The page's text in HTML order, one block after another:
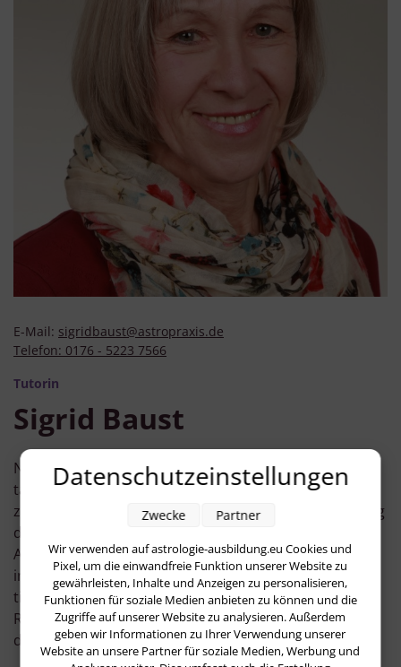
E-Mail: sigridbaust@astropraxis.de
Telefon: 0176 - 5223 7566
Tutorin
Sigrid Baust
Nachdem ich viele Jahre im kaufmnännishen Bereich
tätig war, entschied ich mich 2010 für eine Ausbildung
zur Musik - und Klangtherapeutin und legte gleichzeitig
die Prüfung zur Heilpraktikerin für Psychotherapie ab.
Außerdem absolvierte ich eine dreijährige Ausbildung
in schamanischen Heilmethoden. Ich wollte immer
tiefer verstehen, worauf unsere unbewussten
Reaktionen beruhen. Und so kam über die Klangarbeit
die Astrologie zu mir.
Datenschutzeinstellungen
Wir verwenden auf astrologie-ausbildung.eu Cookies und
Pixel, um die einwandfreie Funktion unserer Website zu
gewährleisten, Inhalte und Anzeigen zu personalisieren,
Funktionen für soziale Medien anbieten zu können und die
Zugriffe auf unserer Website zu analysieren. Außerdem
geben wir Informationen zu Ihrer Verwendung unserer
Website an unsere Partner für soziale Medien, Werbung und
Zwecke Partner